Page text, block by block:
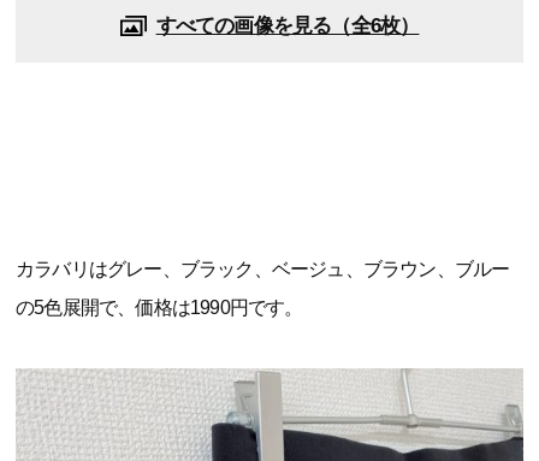
すべての画像を見る（全6枚）
カラバリはグレー、ブラック、ベージュ、ブラウン、ブルー
の5色展開で、価格は1990円です。